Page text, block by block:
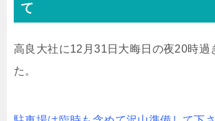
て
高良大社に12月31日大晦日の夜20時過
た。